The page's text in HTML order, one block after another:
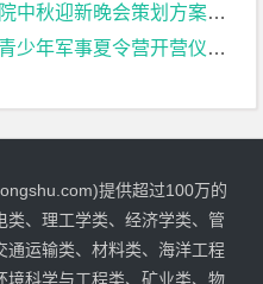
迎新晚会策划方案文献综述
夏令营开营仪式策划方案文献综述
提供超过100万的
、理工学类、经济学类、管
通运输类、材料类、海洋工程
境科学与工程类、矿业类、物